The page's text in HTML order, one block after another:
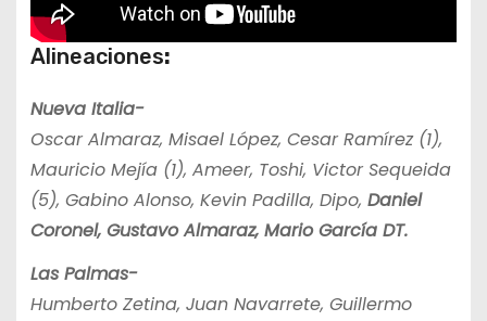
Alineaciones:
Nueva Italia-
Oscar Almaraz, Misael López, Cesar Ramírez (1),
Mauricio Mejía (1), Ameer, Toshi, Victor Sequeida
(5), Gabino Alonso, Kevin Padilla, Dipo, Daniel
Coronel, Gustavo Almaraz, Mario García DT.
Las Palmas-
Humberto Zetina, Juan Navarrete, Guillermo